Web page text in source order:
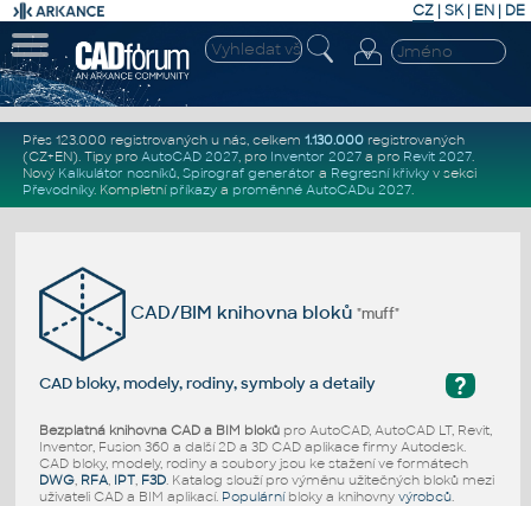
CZ | SK| EN | DE
Přes 123.000 registrovaných u nás, celkem 1.130.000registrovaných
(CZ+EN). Tipy pro AutoCAD 2027, pro Inventor 2027a pro Revit 2027.
Nový Kalkulátor nosníků, Spirograf generátor a Regresní křivkyv sekci
Převodníky. Kompletní příkazya proměnné AutoCADu 2027.
CAD/BIM knihovna bloků"muff"
?
CAD bloky, modely, rodiny, symboly a detaily
Bezplatná knihovna CAD a BIM blokůpro AutoCAD, AutoCAD LT, Revit,
Inventor, Fusion 360 a další 2D a 3D CAD aplikace firmy Autodesk.
CAD bloky, modely, rodiny a soubory jsou ke stažení ve formátech
DWG, RFA, IPT, F3D. Katalog slouží pro výměnu užitečných bloků mezi
uživateli CAD a BIM aplikací. Populárníbloky a knihovny výrobců.